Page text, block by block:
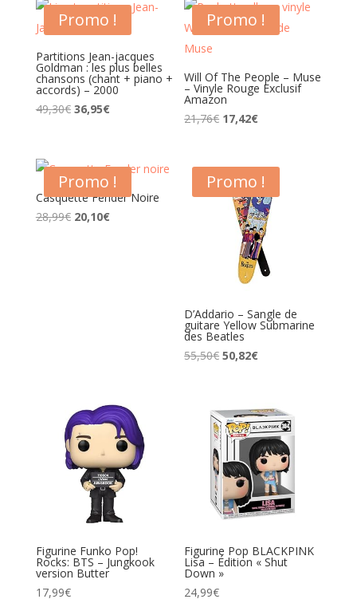
récent
au
plus
Promo !
Partitions Jean-jacques
Goldman : les plus belles
chansons (chant + piano +
accords) – 2000
49,30€ Le
49,30€.
36,95€Le
36,95€.
Promo !
Will Of The People – Muse
– Vinyle Rouge Exclusif
Amazon
21,76€ Le
était :
21,76€.
17,42€Le
est :
17,42€.
Promo !
Casquette Fender Noire
28,99€ Le
20,10€Le
Promo !
D’Addario – Sangle de
guitare Yellow Submarine
des Beatles
55,50€ Le
55,50€.
50,82€Le
50,82€.
Figurine Funko Pop!
Rocks: BTS – Jungkook
version Butter
17,99€
Figurine Pop BLACKPINK
Lisa – Édition « Shut
Down »
24,99€